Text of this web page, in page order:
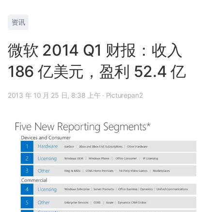
资讯
微软 2014 Q1 财报：收入
186 亿美元，盈利 52.4 亿
2013 年 10 月 25 日, 8:38 上午 · Picturepan2